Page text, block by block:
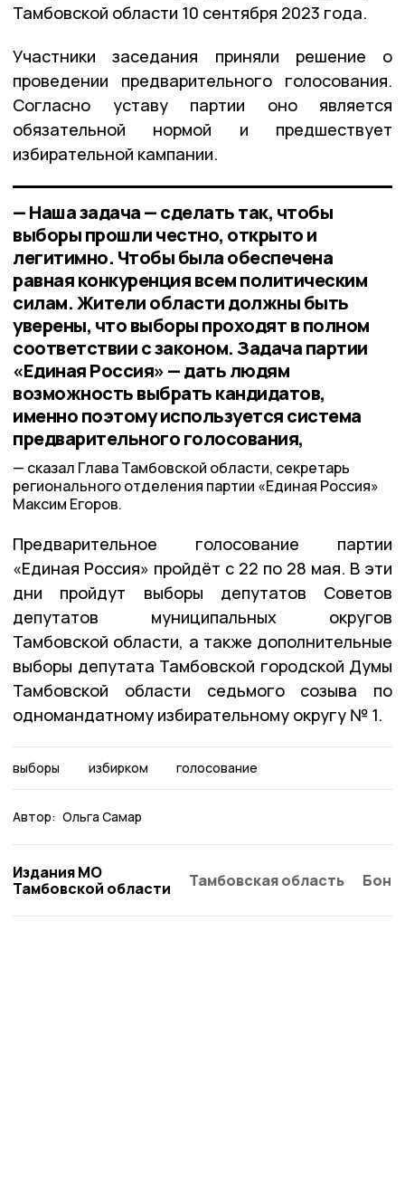
Тамбовской области 10 сентября 2023 года.
Участники заседания приняли решение о
проведении предварительного голосования.
Согласно уставу партии оно является
обязательной нормой и предшествует
избирательной кампании.
— Наша задача — сделать так, чтобы
выборы прошли честно, открыто и
легитимно. Чтобы была обеспечена
равная конкуренция всем политическим
силам. Жители области должны быть
уверены, что выборы проходят в полном
соответствии с законом. Задача партии
«Единая Россия» — дать людям
возможность выбрать кандидатов,
именно поэтому используется система
предварительного голосования,
сказал Глава Тамбовской области, секретарь
регионального отделения партии «Единая Россия»
Максим Егоров.
Предварительное голосование партии
«Единая Россия» пройдёт с 22 по 28 мая. В эти
дни пройдут выборы депутатов Советов
депутатов муниципальных округов
Тамбовской области, а также дополнительные
выборы депутата Тамбовской городской Думы
Тамбовской области седьмого созыва по
одномандатному избирательному округу № 1.
выборы избирком голосование
Автор: Ольга Самар
Издания МО
Тамбовской области
Тамбовская область